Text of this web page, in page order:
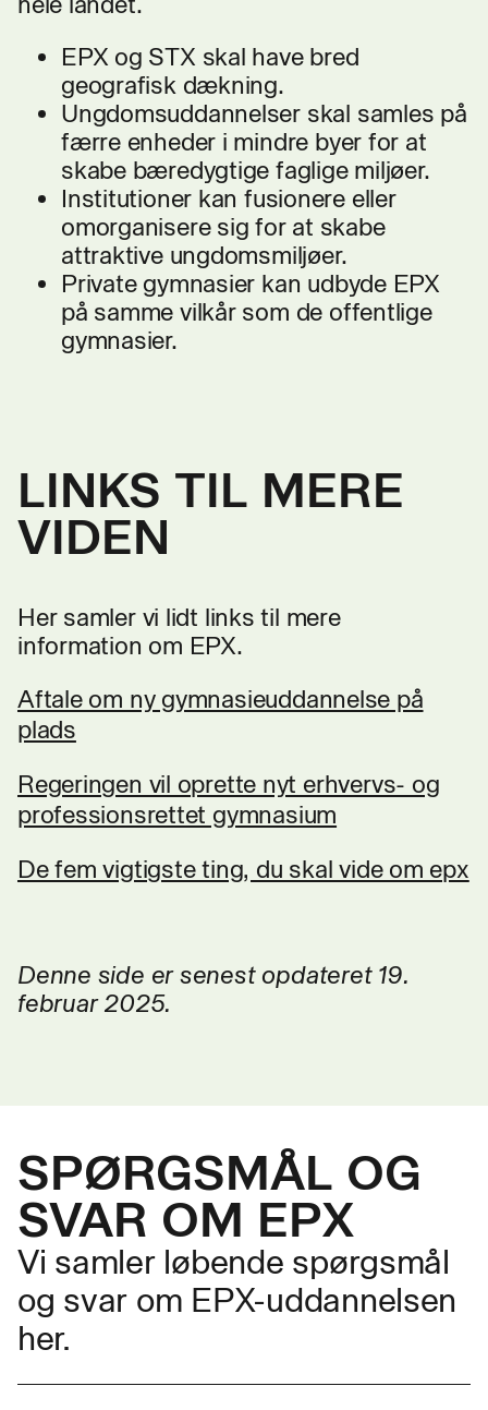
EPX og STX skal have bred
geografisk dækning.
Ungdomsuddannelser skal samles på
færre enheder i mindre byer for at
skabe bæredygtige faglige miljøer.
Institutioner kan fusionere eller
omorganisere sig for at skabe
attraktive ungdomsmiljøer.
Private gymnasier kan udbyde EPX
på samme vilkår som de offentlige
gymnasier.
LINKS TIL MERE
VIDEN
Her samler vi lidt links til mere
information om EPX.
Aftale om ny gymnasieuddannelse på
plads
Regeringen vil oprette nyt erhvervs- og
professionsrettet gymnasium
De fem vigtigste ting, du skal vide om epx
Denne side er senest opdateret 19.
februar 2025.
SPØRGSMÅL OG
SVAR OM EPX
Vi samler løbende spørgsmål
og svar om EPX-uddannelsen
her.